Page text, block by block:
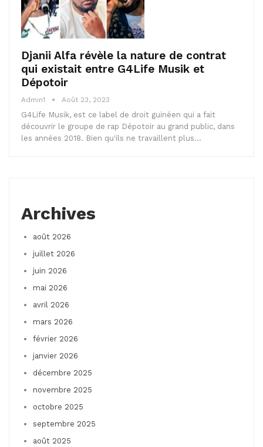
Djanii Alfa révèle la nature de contrat
qui existait entre G4Life Musik et
Dépotoir
Admin1 Août 23, 2023
G4Life Musik, est ce label de droit guinéen qui a fait
découvrir le groupe de rap Dépotoir au grand public, dans
les années 2018. Bien qu'ils ne travaillent plus…
Archives
août 2026
juillet 2026
juin 2026
mai 2026
avril 2026
mars 2026
février 2026
janvier 2026
décembre 2025
novembre 2025
octobre 2025
septembre 2025
août 2025